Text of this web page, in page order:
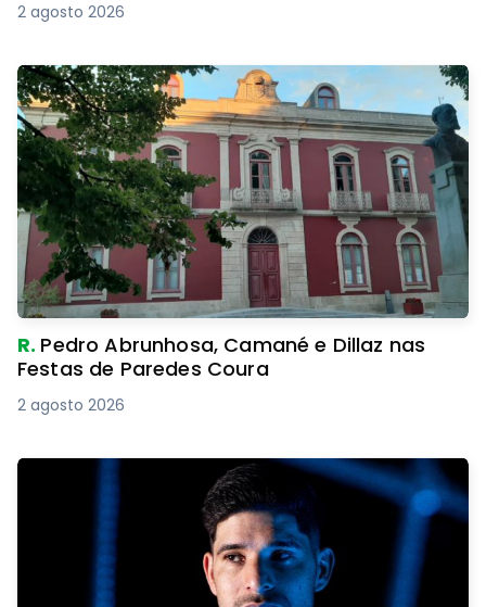
2 agosto 2026
R. Pedro Abrunhosa, Camané e Dillaz nas
Festas de Paredes Coura
2 agosto 2026